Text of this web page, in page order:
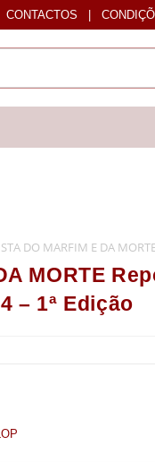
CONTACTOS |
DO MARFIM E DA
MORTE
– 1ª Edição